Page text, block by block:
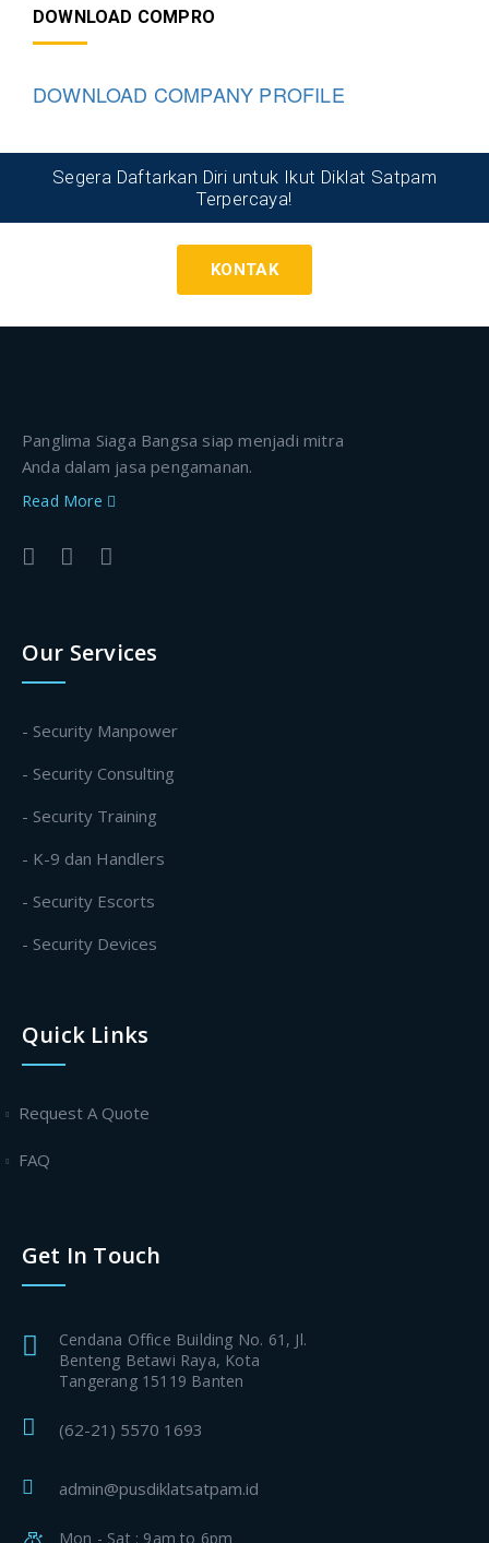
DOWNLOAD COMPRO
DOWNLOAD COMPANY PROFILE
Segera Daftarkan Diri untuk Ikut Diklat Satpam
Terpercaya!
KONTAK
Panglima Siaga Bangsa siap menjadi mitra
Anda dalam jasa pengamanan.
Read More
Our Services
- Security Manpower
- Security Consulting
- Security Training
- K-9 dan Handlers
- Security Escorts
- Security Devices
Quick Links
Request A Quote
FAQ
Get In Touch
Cendana Office Building No. 61, Jl.
Benteng Betawi Raya, Kota
Tangerang 15119 Banten
(62-21) 5570 1693
admin@pusdiklatsatpam.id
Mon - Sat : 9am to 6pm